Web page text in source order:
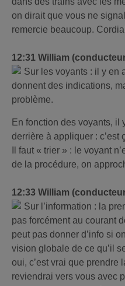
on dirait que vous ne
remercie beaucoup.
12:31 William
Sur les voyants : il y en
donnent des indications,
problème.
En fonction des voyants, il
derrière à appliquer : c’est
Il faut « trier » : le voyant
de la procédure, on
12:33 William
Sur l’information : la
pas forcément au courant
peut pas donner d’info si
vision globale de ce qu’il
oui, c’est vrai que prendre
reviendrai vers vous avec